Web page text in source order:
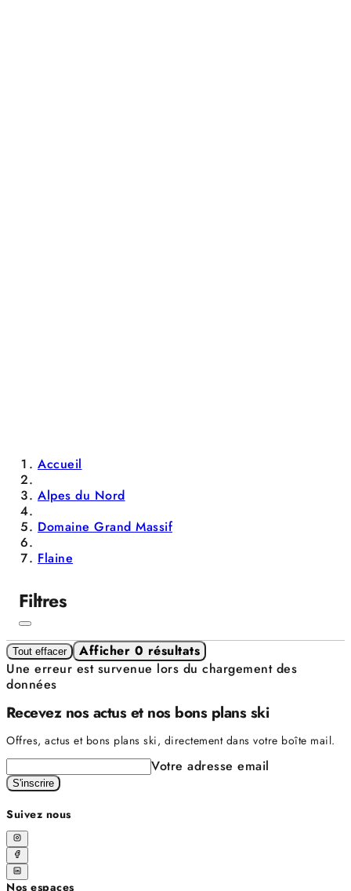
Accueil
Alpes du Nord
Domaine Grand Massif
Flaine
Filtres
Tout effacer
Afficher 0 résultats
Une erreur est survenue lors du chargement des
données
Recevez nos actus et nos bons plans ski
Offres, actus et bons plans ski, directement dans votre boîte mail.
Votre adresse email
S'inscrire
Suivez nous
Nos espaces